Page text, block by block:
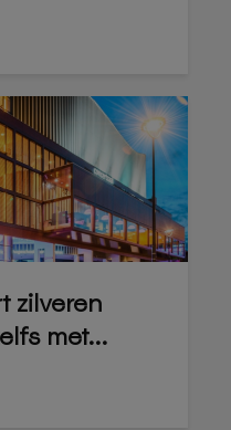
zilveren
met...